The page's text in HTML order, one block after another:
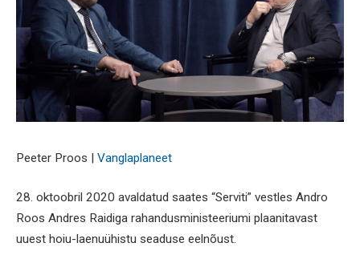
Peeter Proos | Vanglaplaneet
28. oktoobril 2020 avaldatud saates “Serviti” vestles Andro
Roos Andres Raidiga rahandusministeeriumi plaanitavast
uuest hoiu-laenuühistu seaduse eelnõust.